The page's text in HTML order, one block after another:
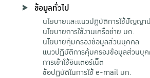
ข้อมูลทั่วไป
นโยบายและแนวปฏิบัติการใช้ปัญญา
นโยบายการใช้งานเครือข่าย มก.
นโยบายคุ้มครองข้อมูลส่วนบุคคล
แนวปฏิบัติการคุ้มครองข้อมูลส่วนบุ
การเข้าใช้อินเตอร์เน็ต
ข้อปฏิบัติในการใช้ e-mail มก.